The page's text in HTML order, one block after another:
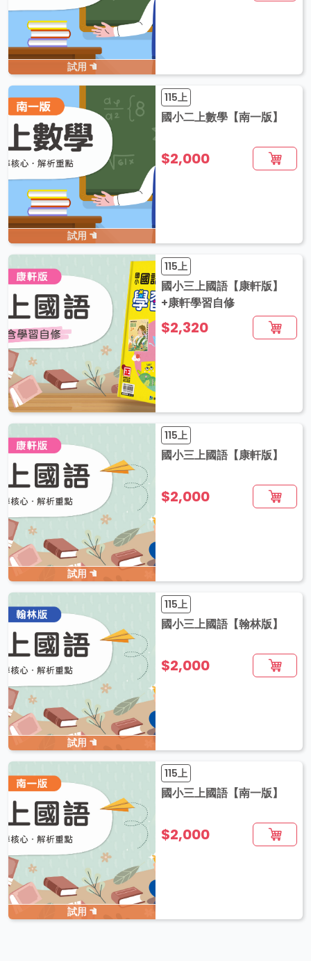
試用
試用
115上
國小二上數學【南一版】
$2,000
115上
國小三上國語【康軒版】
+康軒學習自修
$2,320
試用
115上
國小三上國語【康軒版】
$2,000
試用
115上
國小三上國語【翰林版】
$2,000
試用
115上
國小三上國語【南一版】
$2,000